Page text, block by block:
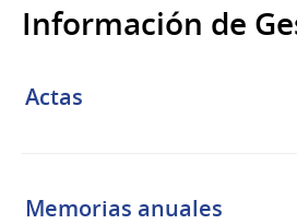
Información de
Actas
Memorias anuales